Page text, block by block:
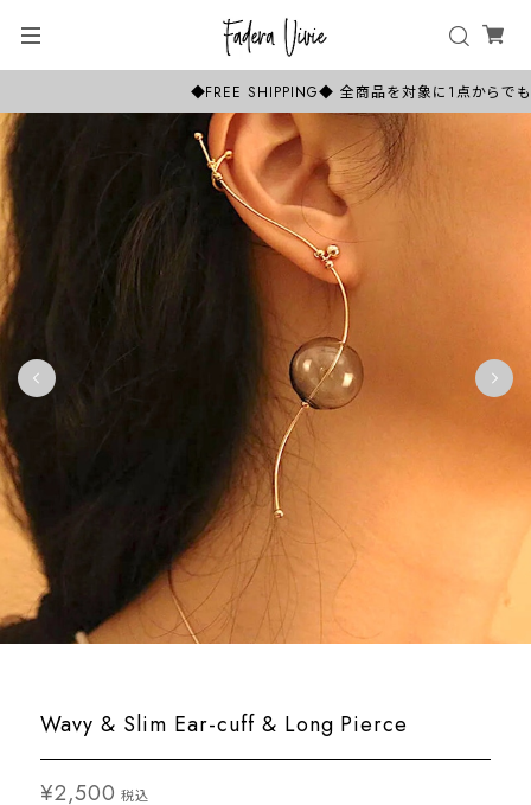
◆FREE SHIPPING◆ 全商品を対象に1点からでも
Wavy & Slim Ear-cuff & Long Pierce
¥2,500 税込